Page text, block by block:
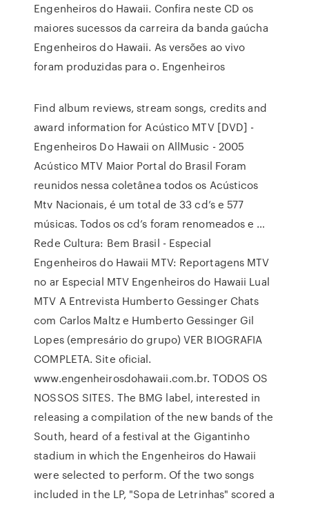
Engenheiros do Hawaii. Confira neste CD os
maiores sucessos da carreira da banda gaúcha
Engenheiros do Hawaii. As versões ao vivo
foram produzidas para o. Engenheiros
Find album reviews, stream songs, credits and
award information for Acústico MTV [DVD] -
Engenheiros Do Hawaii on AllMusic - 2005
Acústico MTV Maior Portal do Brasil Foram
reunidos nessa coletânea todos os Acústicos
Mtv Nacionais, é um total de 33 cd’s e 577
músicas. Todos os cd’s foram renomeados e …
Rede Cultura: Bem Brasil - Especial
Engenheiros do Hawaii MTV: Reportagens MTV
no ar Especial MTV Engenheiros do Hawaii Lual
MTV A Entrevista Humberto Gessinger Chats
com Carlos Maltz e Humberto Gessinger Gil
Lopes (empresário do grupo) VER BIOGRAFIA
COMPLETA. Site oficial.
www.engenheirosdohawaii.com.br. TODOS OS
NOSSOS SITES. The BMG label, interested in
releasing a compilation of the new bands of the
South, heard of a festival at the Gigantinho
stadium in which the Engenheiros do Hawaii
were selected to perform. Of the two songs
included in the LP, "Sopa de Letrinhas" scored a